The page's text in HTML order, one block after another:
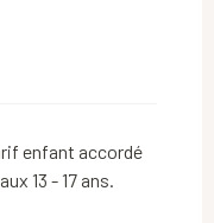
enfant accordé
13 - 17 ans.